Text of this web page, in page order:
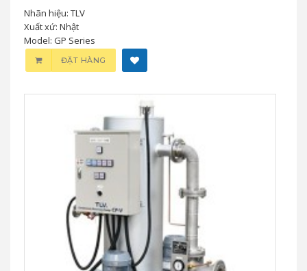
Nhãn hiệu: TLV
Xuất xứ: Nhật
Model: GP Series
ĐẶT HÀNG